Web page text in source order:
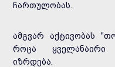
ჩართულობას.
ამგვარ აქტივობას
როცა
იზრდება.